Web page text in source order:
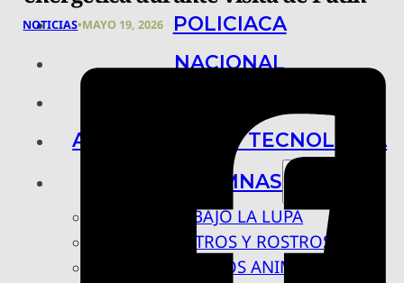
POLICIACA
NACIONAL
ARTE, CIENCIA Y TECNOLOGÍA
COLUMNAS
BAJO LA LUPA
RASTROS Y ROSTROS
VÍNCULOS ANIMALES
NOTICIAS•MAYO 19, 2026